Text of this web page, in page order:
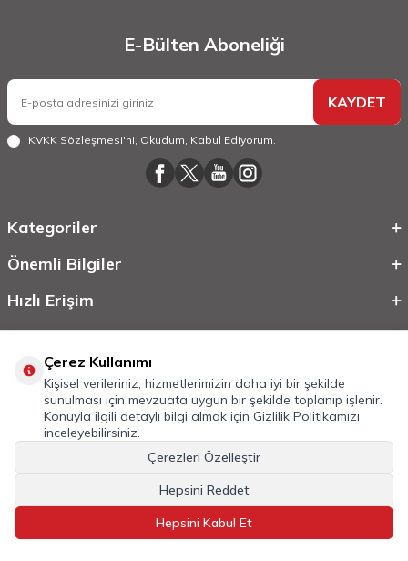
E-Bülten Aboneliği
KAYDET
KVKK Sözleşmesi'ni, Okudum, Kabul Ediyorum.
Kategoriler
Önemli Bilgiler
Hızlı Erişim
Tüm Hakkı Saklıdır.Mobilcadde.com
Sistemleriyle Hazırlanmıştır.
Çerez Kullanımı
Kişisel verileriniz, hizmetlerimizin daha iyi bir şekilde
sunulması için mevzuata uygun bir şekilde toplanıp işlenir.
Konuyla ilgili detaylı bilgi almak için Gizlilik Politikamızı
inceleyebilirsiniz.
Çerezleri Özelleştir
Hepsini Reddet
Hepsini Kabul Et